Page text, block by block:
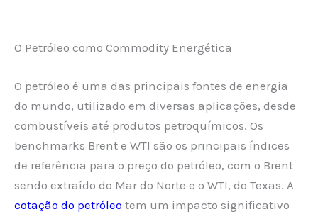
O Petróleo como Commodity Energética
O petróleo é uma das principais fontes de energia
do mundo, utilizado em diversas aplicações, desde
combustíveis até produtos petroquímicos. Os
benchmarks Brent e WTI são os principais índices
de referência para o preço do petróleo, com o Brent
sendo extraído do Mar do Norte e o WTI, do Texas. A
cotação do petróleo tem um impacto significativo